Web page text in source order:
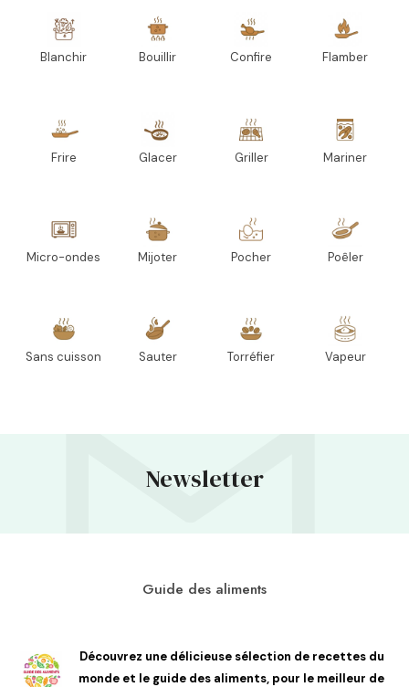
Blanchir Bouillir Confire Flamber
Frire Glacer Griller Mariner
Micro-ondes Mijoter Pocher Poêler
Sans cuisson Sauter Torréfier Vapeur
Newsletter
Guide des aliments
Découvrez une délicieuse sélection de recettes du
monde et le guide des aliments, pour le meilleur de